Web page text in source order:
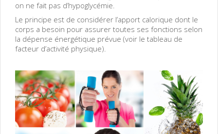
on ne fait pas d’hypoglycémie.
Le principe est de considérer l’apport calorique dont le
corps a besoin pour assurer toutes ses fonctions selon
la dépense énergétique prévue (voir le tableau de
facteur d’activité physique).